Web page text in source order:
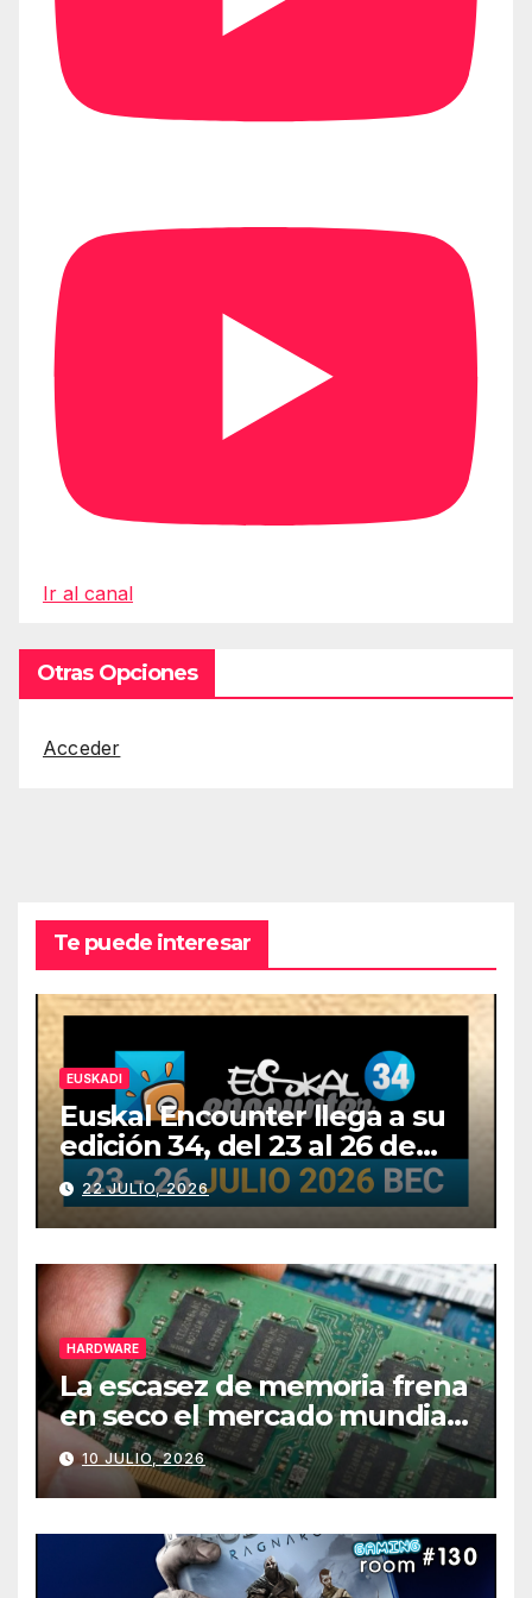
Ir al canal
Otras Opciones
Acceder
Te puede interesar
EUSKADI
Euskal Encounter llega a su
edición 34, del 23 al 26 de
julio
22 JULIO, 2026
HARDWARE
La escasez de memoria frena
en seco el mercado mundial
de PCs
10 JULIO, 2026